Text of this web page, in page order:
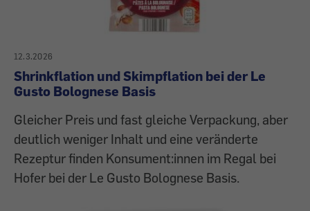
12.3.2026
Shrinkflation und Skimpflation bei der Le
Gusto Bolognese Basis
Gleicher Preis und fast gleiche Verpackung, aber
deutlich weniger Inhalt und eine veränderte
Rezeptur finden Konsument:innen im Regal bei
Hofer bei der Le Gusto Bolognese Basis.